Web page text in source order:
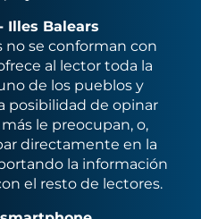
Illes Balears
no se conforman con
al lector toda la
de los pueblos y
posibilidad de opinar
le preocupan, o,
directamente en la
la información
el resto de lectores.